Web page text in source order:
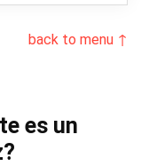
back to menu ↑
es un